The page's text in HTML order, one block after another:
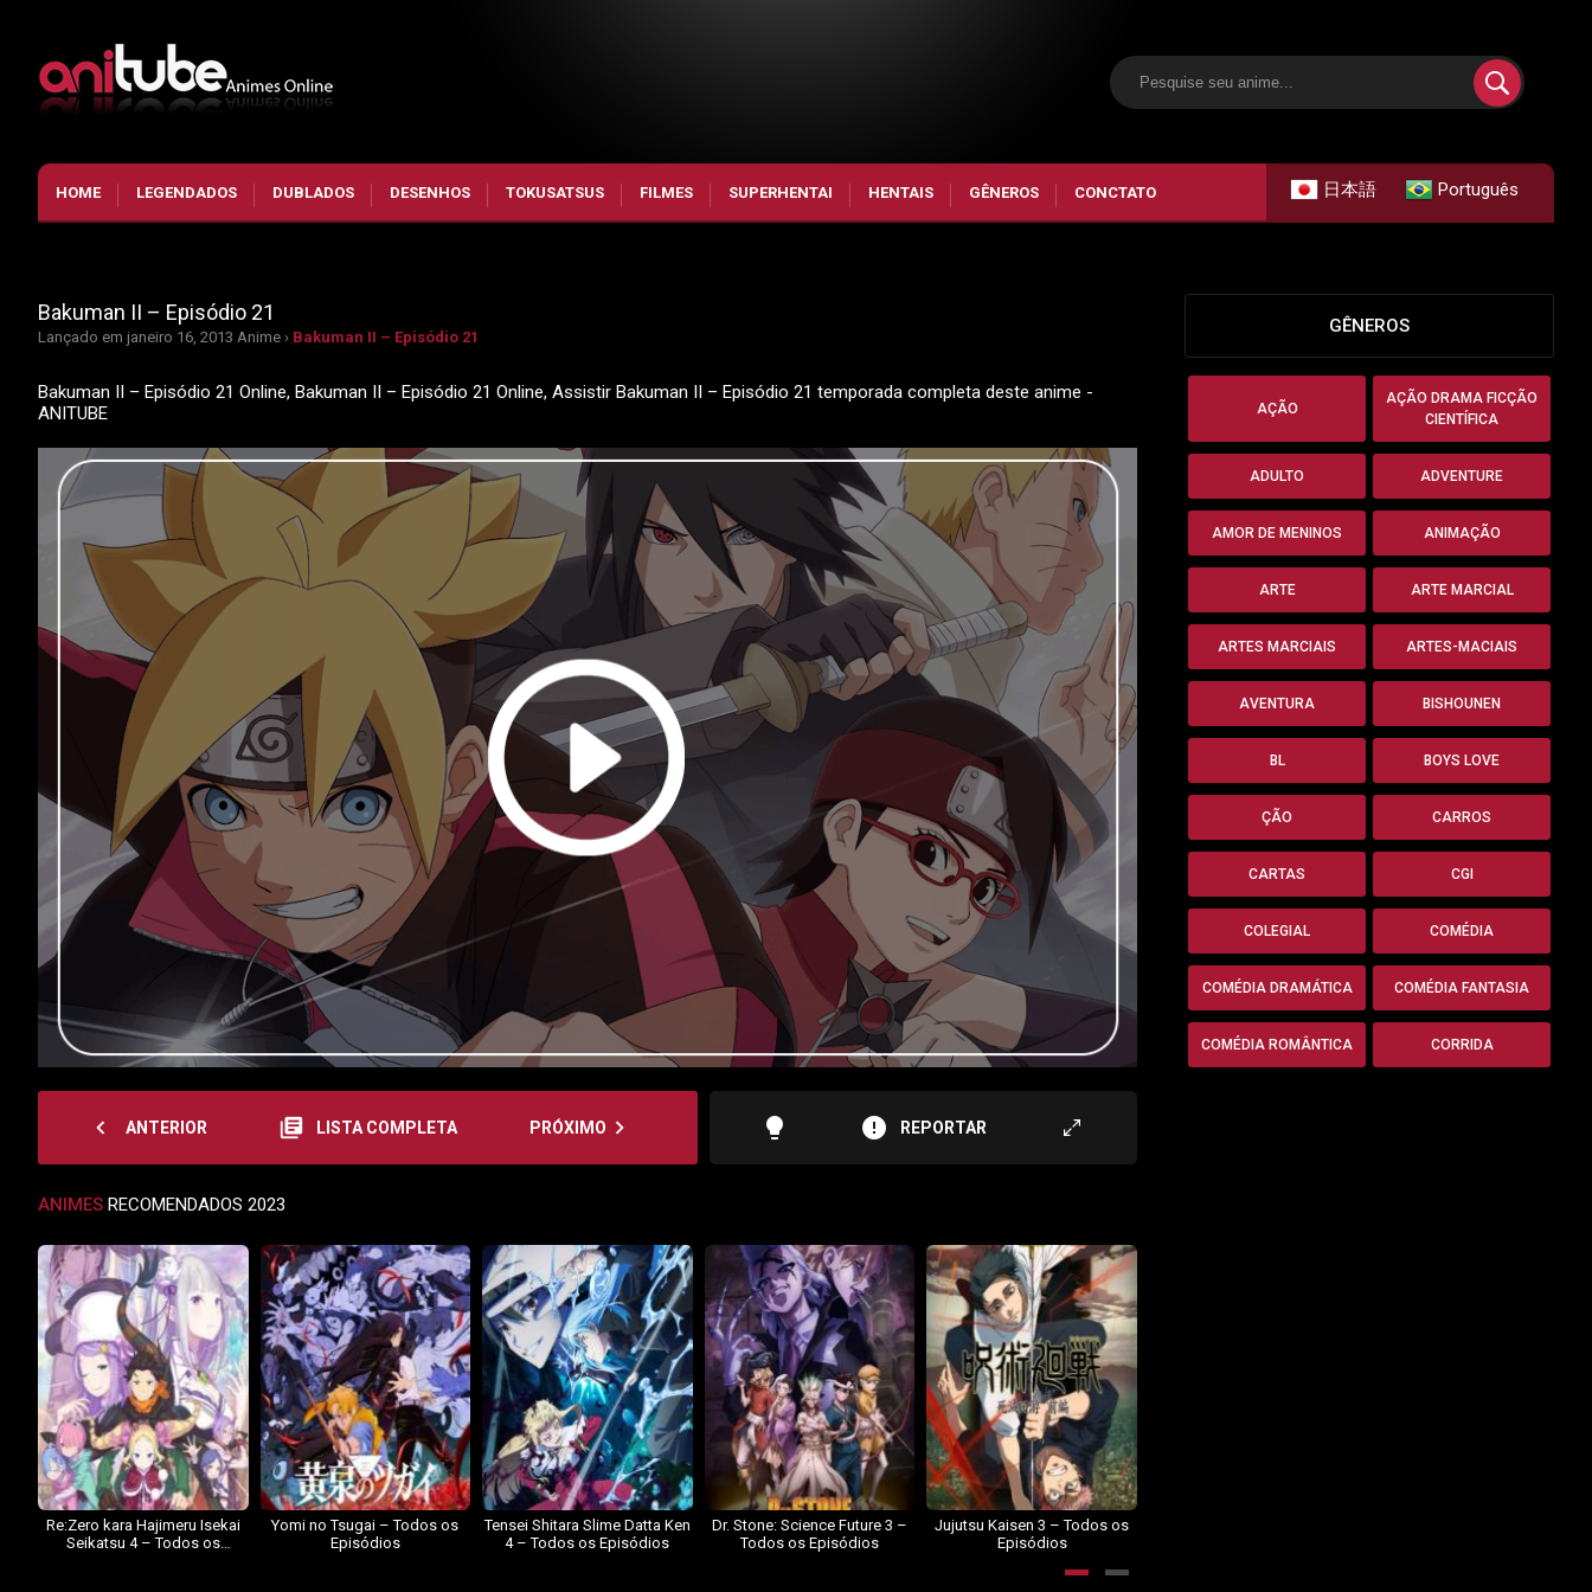
HOME LEGENDADOS DUBLADOS DESENHOS TOKUSATSUS FILMES SUPERHENTAI HENTAIS GÊNEROS CONCTATO 日本語 Português
Bakuman II – Episódio 21
Lançado em janeiro 16, 2013 Anime › Bakuman II – Episódio 21
Bakuman II – Episódio 21 Online, Bakuman II – Episódio 21 Online, Assistir Bakuman II – Episódio 21 temporada completa deste anime -
ANITUBE
navigate_before ANTERIOR library_books LISTA COMPLETA PRÓXIMO navigate_next lightbulb error REPORTAR
ANIMES RECOMENDADOS 2023
Re:Zero kara Hajimeru Isekai
Seikatsu 4 – Todos os
Yomi no Tsugai – Todos os
Episódios
Tensei Shitara Slime Datta Ken
4 – Todos os Episódios
Dr. Stone: Science Future 3 –
Todos os Episódios
Jujutsu Kaisen 3 – Todos os
Episódios
GÊNEROS
AÇÃO
AÇÃO DRAMA FICÇÃO
CIENTÍFICA
ADULTO ADVENTURE
AMOR DE MENINOS ANIMAÇÃO
ARTE ARTE MARCIAL
ARTES MARCIAIS ARTES-MACIAIS
AVENTURA BISHOUNEN
BL BOYS LOVE
ÇÃO CARROS
CARTAS CGI
COLEGIAL COMÉDIA
COMÉDIA DRAMÁTICA COMÉDIA FANTASIA
COMÉDIA ROMÂNTICA CORRIDA